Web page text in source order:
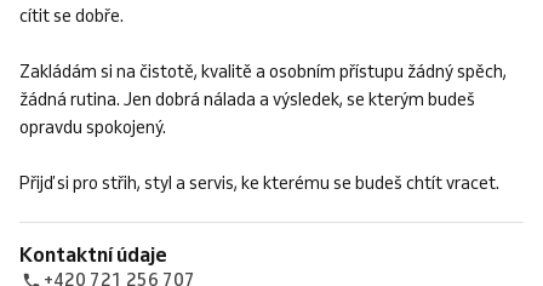
cítit se dobře.
Zakládám si na čistotě, kvalitě a osobním přístupu žádný spěch,
žádná rutina. Jen dobrá nálada a výsledek, se kterým budeš
opravdu spokojený.
Přijď si pro střih, styl a servis, ke kterému se budeš chtít vracet.
Kontaktní údaje
+420 721 256 707